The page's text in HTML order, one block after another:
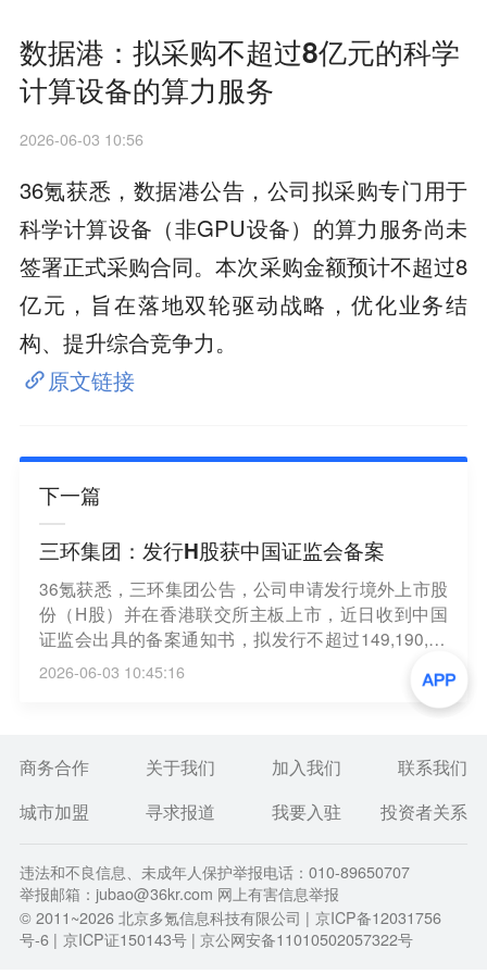
数据港：拟采购不超过8亿元的科学
计算设备的算力服务
2026-06-03 10:56
36氪获悉，数据港公告，公司拟采购专门用于
科学计算设备（非GPU设备）的算力服务尚未
签署正式采购合同。本次采购金额预计不超过8
亿元，旨在落地双轮驱动战略，优化业务结
构、提升综合竞争力。
原文链接
下一篇
三环集团：发行H股获中国证监会备案
36氪获悉，三环集团公告，公司申请发行境外上市股
份（H股）并在香港联交所主板上市，近日收到中国
证监会出具的备案通知书，拟发行不超过149,190,50
0股境外上市普通股。备案通知书仅确认备案信息，
不构成对公司价值或收益的实质性判断。该事项尚需
2026-06-03 10:45:16
商务合作 关于我们 加入我们
联系我们
城市加盟
寻求报道 我要入驻 投资者关系
违法和不良信息、未成年人保护举报电话：010-89650707
举报邮箱：jubao@36kr.com 网上有害信息举报
© 2011~2026北京多氪信息科技有限公司 | 京ICP备12031756
号-6 | 京ICP证150143号 | 京公网安备11010502057322号